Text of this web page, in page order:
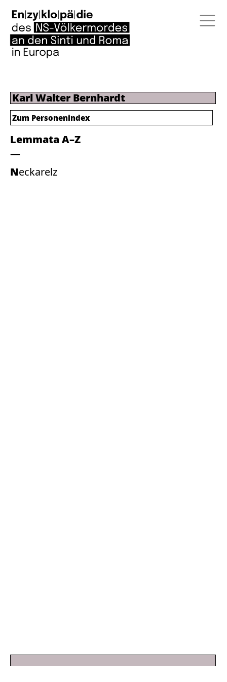
Karl Walter Bernhardt
Lemmata A–Z
Neckarelz
Zum Personenindex